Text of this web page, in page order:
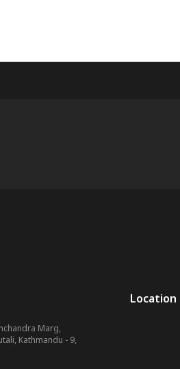
Marg,
Kathmandu - 9,
Location